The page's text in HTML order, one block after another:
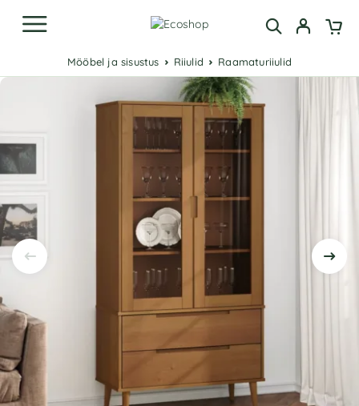
Mööbel ja sisustus Riiulid Raamaturiiulid